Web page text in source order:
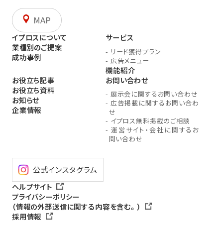
MAP
イプロスについて
業種別のご提案
成功事例
サービス
- リード獲得プラン
- 広告メニュー
機能紹介
お役立ち記事
お役立ち資料
お知らせ
企業情報
お問い合わせ
- 展示会に関するお問い合わせ
- 広告掲載に関するお問い合わ
せ
- イプロス無料掲載のご相談
- 運営サイト・会社に関するお
問い合わせ
公式インスタグラム
ヘルプサイト
プライバシーポリシー
（情報の外部送信に関する内容を含む。）
採用情報